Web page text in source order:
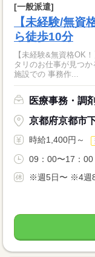
[一般派遣]
【未経験/無資
ら徒歩10分
【未経験&無資格OK
タリのお仕事が見つかる★ ◇お仕事内容◇ 病院やクリニ
施設での 事務作...
医療事務・調
京都府京都市
時給1,400円～
09：00〜17：00
※週5日〜 ※4週